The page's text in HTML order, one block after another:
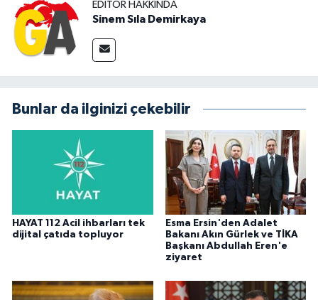
EDITÖR HAKKINDA
Sinem Sıla Demirkaya
Bunlar da ilginizi çekebilir
HAYAT 112 Acil ihbarları tek
dijital çatıda topluyor
Esma Ersin'den Adalet
Bakanı Akın Gürlek ve TİKA
Başkanı Abdullah Eren'e
ziyaret